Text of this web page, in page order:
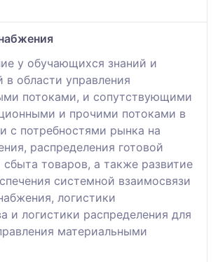
у обучающихся знаний и
в области управления
потоками, и сопутствующими
и прочими потоками в
с потребностями рынка на
распределения готовой
товаров, а также развитие
системной взаимосвязи
логистики
и логистики распределения для
материальными